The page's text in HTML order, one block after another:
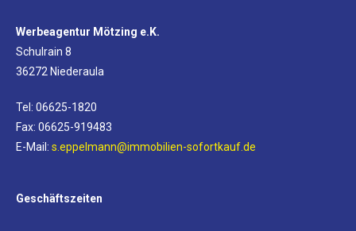
Werbeagentur Mötzing e.K.
Schulrain 8
36272 Niederaula
Tel: 06625-1820
Fax: 06625-919483
E-Mail: s.eppelmann@immobilien-sofortkauf.de
Geschäftszeiten